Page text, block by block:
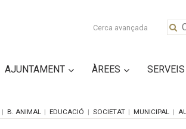
Cerca avançada
AJUNTAMENT ÀREES SERVEIS
B. ANIMAL EDUCACIÓ SOCIETAT MUNICIPAL